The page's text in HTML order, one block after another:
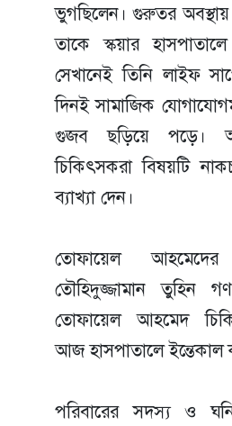
ভুগছিলেন। গুরুতর
তাকে স্কয়ার
সেখানেই তিনি লাইফ
দিনই সামাজিক
গুজব ছড়িয়ে পড়ে।
চিকিৎসকরা বিষয়টি
ব্যাখ্যা দেন।
তোফায়েল
তৌহিদুজ্জামান তুহিন
তোফায়েল আহমেদ
আজ হাসপাতালে ইন্তেকাল
পরিবারের সদস্য ও